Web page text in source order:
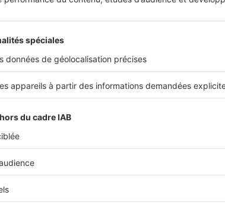
France
Des mesures d’urgence
l'immobilier neuf
Alors que le marché de l’immobilier
réclament que soient prises sans
France